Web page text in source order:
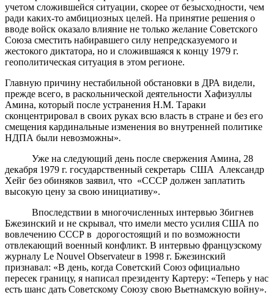
учетом сложившейся ситуации, скорее от безысходности, чем
ради каких-то амбициозных целей. На принятие решения о
вводе войск оказало влияние не только желание Советского
Союза сместить набиравшего силу непредсказуемого и
жестокого диктатора, но и сложившаяся к концу 1979 г.
геополитическая ситуация в этом регионе.
Главную причину нестабильной обстановки в ДРА видели,
прежде всего, в раскольнической деятельности Хафизуллы
Амина, который после устранения Н.М. Тараки
сконцентрировал в своих руках всю власть в стране и без его
смещения кардинальные изменения во внутренней политике
НДПА были невозможны».
Уже на следующий день после свержения Амина, 28
декабря 1979 г. государственный секретарь США Александр
Хейг без обиняков заявил, что «СССР должен заплатить
высокую цену за свою инициативу».
Впоследствии в многочисленных интервью Збигнев
Бжезинский и не скрывал, что имели место усилия США по
вовлечению СССР в дорогостоящий и по возможности
отвлекающий военный конфликт. В интервью французскому
журналу Le Nouvel Observateur в 1998 г. Бжезинский
признавал: «В день, когда Советский Союз официально
пересек границу, я написал президенту Картеру: «Теперь у нас
есть шанс дать Советскому Союзу свою Вьетнамскую войну».